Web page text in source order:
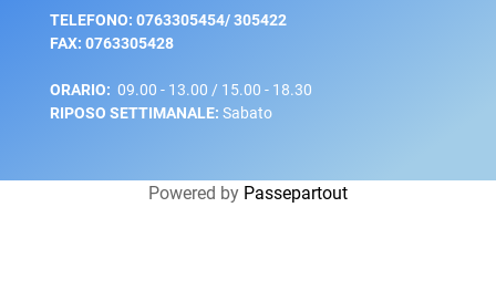
TELEFONO: 0763305454/ 305422
FAX: 0763305428
ORARIO: 09.00 - 13.00 / 15.00 - 18.30
RIPOSO SETTIMANALE: Sabato
Powered by Passepartout